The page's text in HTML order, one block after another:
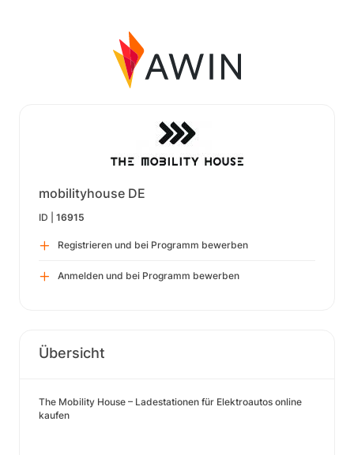
mobilityhouse DE
ID | 16915
Registrieren und bei Programm bewerben
Anmelden und bei Programm bewerben
Übersicht
The Mobility House – Ladestationen für Elektroautos online
kaufen